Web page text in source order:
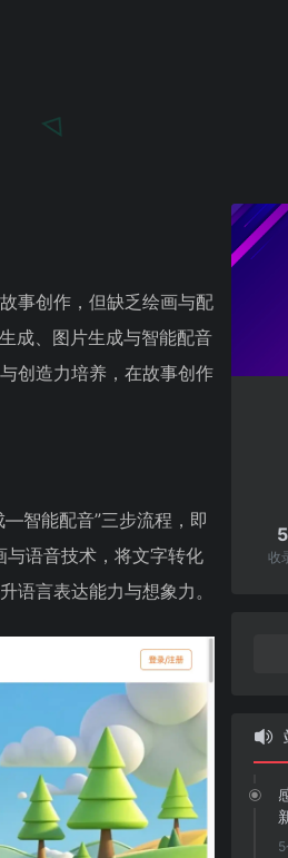
事创作，但缺乏绘画与配
成、图片生成与智能配音
创造力培养，在故事创作
智能配音”三步流程，即
语音技术，将文字转化
语言表达能力与想象力。
收